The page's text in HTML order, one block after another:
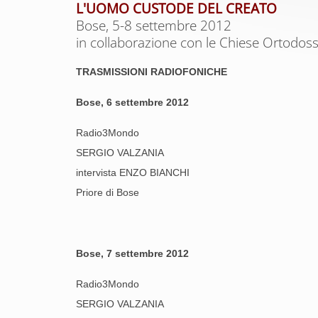
L'UOMO CUSTODE DEL CREATO
Bose, 5-8 settembre 2012
in collaborazione con le Chiese
TRASMISSIONI RADIOFONICHE
Bose, 6 settembre 2012
Radio3Mondo
SERGIO VALZANIA
intervista ENZO BIANCHI
Priore di Bose
Bose, 7 settembre 2012
Radio3Mondo
SERGIO VALZANIA